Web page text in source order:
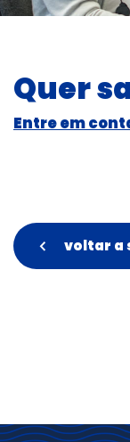
Quer
Entre em
voltar a